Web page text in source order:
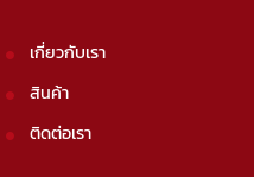
เกี่ยวกับเรา
สินค้า
ติดต่อเรา